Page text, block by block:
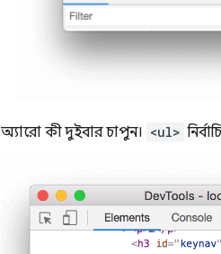
অ্যারো কী দুইবার চাপুন। <ul>